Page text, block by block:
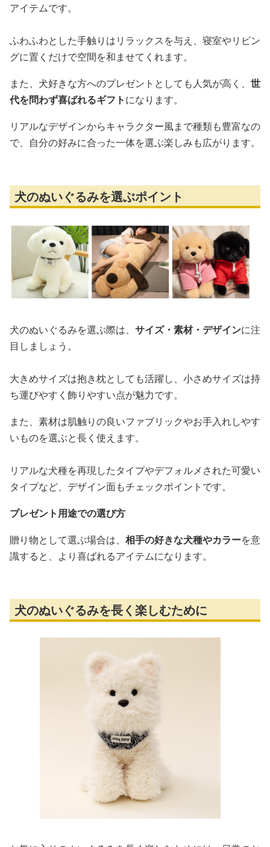
アイテムです。
ふわふわとした手触りはリラックスを与え、寝室やリビン
グに置くだけで空間を和ませてくれます。
また、犬好きな方へのプレゼントとしても人気が高く、 世
代を問わず喜ばれるギフトになります。
リアルなデザインからキャラクター風まで種類も豊富なの
で、自分の好みに合った一体を選ぶ楽しみも広がります。
犬のぬいぐるみを選ぶポイント
犬のぬいぐるみを選ぶ際は、 サイズ・素材・デザインに注
目しましょう。
大きめサイズは抱き枕としても活躍し、小さめサイズは持
ち運びやすく飾りやすい点が魅力です。
また、素材は肌触りの良いファブリックやお手入れしやす
いものを選ぶと長く使えます。
リアルな犬種を再現したタイプやデフォルメされた可愛い
タイプなど、デザイン面もチェックポイントです。
プレゼント用途での選び方
贈り物として選ぶ場合は、 相手の好きな犬種やカラーを意
識すると、より喜ばれるアイテムになります。
犬のぬいぐるみを長く楽しむために